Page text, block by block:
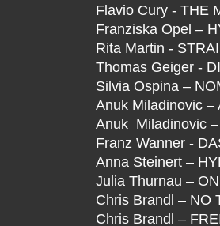
Flavio Cury - THE
Franziska Opel –
Rita Martin -
Thomas Geiger -
Silvia Ospina –
Anuk Miladinovic –
Anuk Miladinovic –
Franz Wanner -
Anna Steinert –
Julia Thurnau –
Chris Brandl – NO
Chris Brandl –